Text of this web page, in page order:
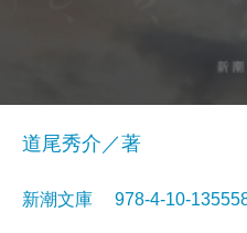
道尾秀介／著
新潮文庫 978-4-10-